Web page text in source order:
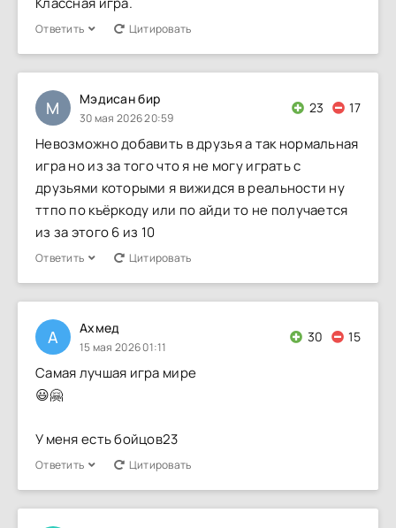
Ответить Цитировать
М Мэдисан бир
30 мая 2026 20:59
23 17
Невозможно добавить в друзья а так нормальная
игра но из за того что я не могу играть с
друзьями которыми я вижидся в реальности ну
ттпо по къёркоду или по айди то не получается
из за этого 6 из 10
Ответить Цитировать
А Ахмед
15 мая 2026 01:11
30 15
Самая лучшая игра мире
😃🤗
У меня есть бойцов23
Ответить Цитировать